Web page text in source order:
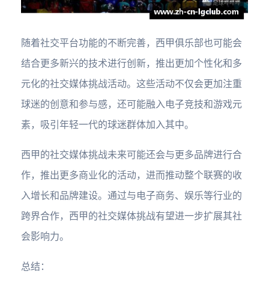
随着社交平台功能的不断完善，西甲俱乐部也可能会
结合更多新兴的技术进行创新，推出更加个性化和多
元化的社交媒体挑战活动。这些活动不仅会更加注重
球迷的创意和参与感，还可能融入电子竞技和游戏元
素，吸引年轻一代的球迷群体加入其中。
西甲的社交媒体挑战未来可能还会与更多品牌进行合
作，推出更多商业化的活动，进而推动整个联赛的收
入增长和品牌建设。通过与电子商务、娱乐等行业的
跨界合作，西甲的社交媒体挑战有望进一步扩展其社
会影响力。
总结：